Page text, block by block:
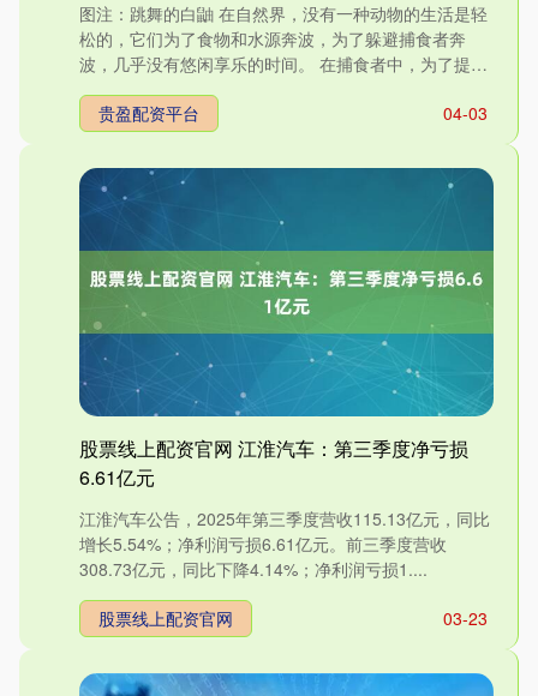
图注：跳舞的白鼬 在自然界，没有一种动物的生活是轻
松的，它们为了食物和水源奔波，为了躲避捕食者奔
波，几乎没有悠闲享乐的时间。 在捕食者中，为了提升
自己的捕食能力....
04-03
贵盈配资平台
股票线上配资官网 江淮汽车：第三季度净亏损
6.61亿元
江淮汽车公告，2025年第三季度营收115.13亿元，同比
增长5.54%；净利润亏损6.61亿元。前三季度营收
308.73亿元，同比下降4.14%；净利润亏损1....
03-23
股票线上配资官网